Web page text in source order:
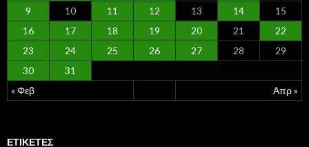
« Φεβ Απρ »
9
10 11 12 13 14
15
16
17 18 19 20 21
22
23
24 25 26 27 28
29
30
31
ΕΤΙΚΈΤΕΣ